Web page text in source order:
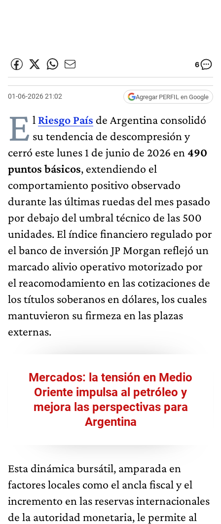
6
01-06-2026 21:02 Agregar PERFIL en Google
E l Riesgo País de Argentina consolidó
su tendencia de descompresión y
cerró este lunes 1 de junio de 2026 en 490
puntos básicos, extendiendo el
comportamiento positivo observado
durante las últimas ruedas del mes pasado
por debajo del umbral técnico de las 500
unidades. El índice financiero regulado por
el banco de inversión JP Morgan reflejó un
marcado alivio operativo motorizado por
el reacomodamiento en las cotizaciones de
los títulos soberanos en dólares, los cuales
mantuvieron su firmeza en las plazas
externas.
Mercados: la tensión en Medio
Oriente impulsa al petróleo y
mejora las perspectivas para
Argentina
Esta dinámica bursátil, amparada en
factores locales como el ancla fiscal y el
incremento en las reservas internacionales
de la autoridad monetaria, le permite al